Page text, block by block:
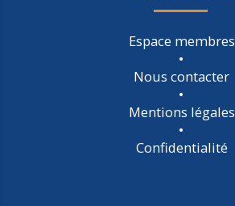
Espace membres
Nous contacter
Mentions légales
Confidentialité